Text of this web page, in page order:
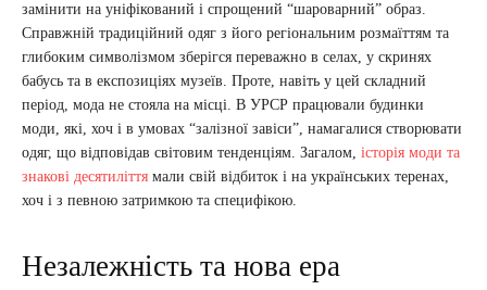
замінити на уніфікований і спрощений “шароварний” образ.
Справжній традиційний одяг з його регіональним розмаїттям та
глибоким символізмом зберігся переважно в селах, у скринях
бабусь та в експозиціях музеїв. Проте, навіть у цей складний
період, мода не стояла на місці. В УРСР працювали будинки
моди, які, хоч і в умовах “залізної завіси”, намагалися створювати
одяг, що відповідав світовим тенденціям. Загалом, історія моди та
знакові десятиліття мали свій відбиток і на українських теренах,
хоч і з певною затримкою та специфікою.
Незалежність та нова ера